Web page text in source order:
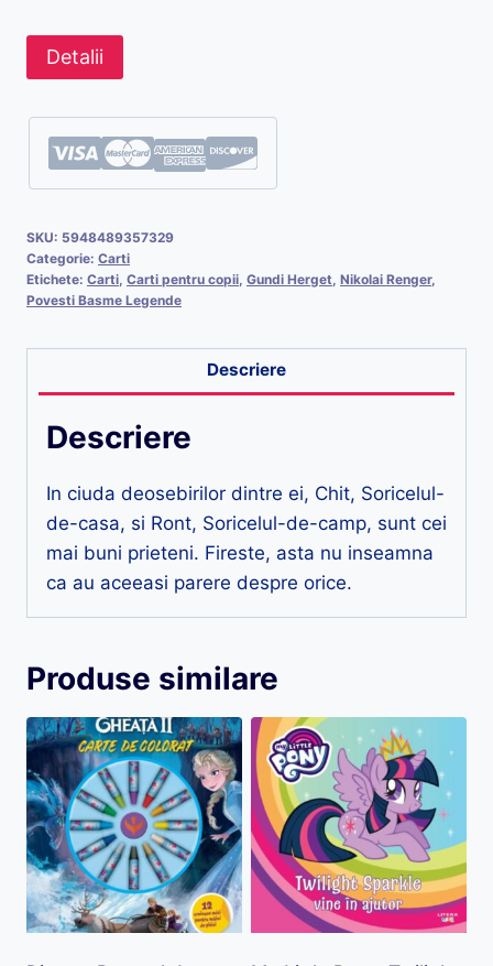
Detalii
SKU: 5948489357329
Categorie: Carti
Etichete: Carti Carti pentru copii Gundi Herget Nikolai Renger,
Povesti Basme Legende
Descriere
Descriere
In ciuda deosebirilor dintre ei, Chit, Soricelul-
de-casa, si Ront, Soricelul-de-camp, sunt cei
mai buni prieteni. Fireste, asta nu inseamna
ca au aceeasi parere despre orice.
Produse similare